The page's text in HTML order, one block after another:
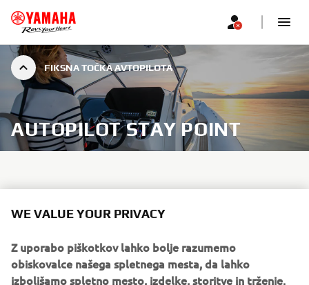
FIKSNA TOČKA AVTOPILOTA
AUTOPILOT STAY POINT
Fiksna točka je poseben način v funkciji SetPoint sistema
izbiro in več možnosti pri ohranjanju položaja plovila.
Način fiksne točke je neverjetno priročen, ko plovilo
WE VALUE YOUR PRIVACY
Z uporabo piškotkov lahko bolje razumemo
obiskovalce našega spletnega mesta, da lahko
izboljšamo spletno mesto, izdelke, storitve in trženje.